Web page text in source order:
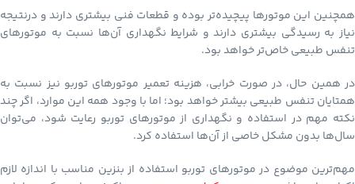
همچنین این موتورها پیچیده‌تر بوده و قطعات فنی بیشتری دارند و درنتیجه
نیاز به رسیدگی بیشتری دارند و شرایط نگهداری آن‌ها نسبت به موتورهای
تنفس طبیعی خاص‌تر خواهد بود.
در همین حال، در صورت خرابی، هزینه تعمیر موتورهای توربو نیز نسبت به
همتایان تنفس طبیعی بیشتر خواهد بود؛ اما با وجود همه این موارد، اگر چند
نکته مهم در استفاده و نگهداری از موتورهای توربو رعایت شود، می‌توان
سال‌ها بدون مشکل خاصی از آن‌ها استفاده کرد.
مهم‌ترین موضوع در موتورهای توربو استفاده از بنزین مناسب با اندازه لازم